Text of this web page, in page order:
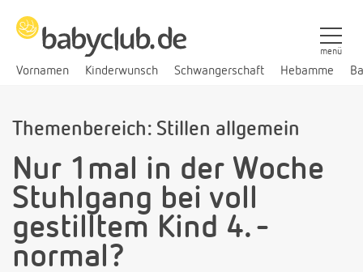
Vornamen Kinderwunsch Schwangerschaft Hebamme
menü
Themenbereich: Stillen allgemein
Nur 1mal in der Woche
Stuhlgang bei voll
gestilltem Kind 4. -
normal?